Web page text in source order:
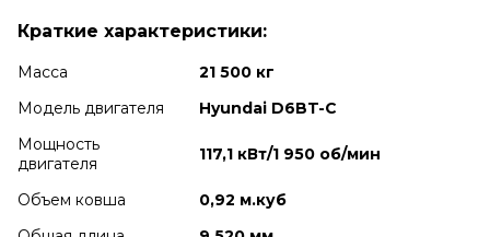
Краткие характеристики:
Масса
21 500 кг
Модель двигателя
Hyundai D6BT-C
Мощность
двигателя
117,1 кВт/1 950 об/мин
Объем ковша
0,92 м.куб